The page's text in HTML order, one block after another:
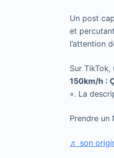
Un post
et
l’attention
Sur TikTok,
150km/h :
». La
Prendre un
♬ son